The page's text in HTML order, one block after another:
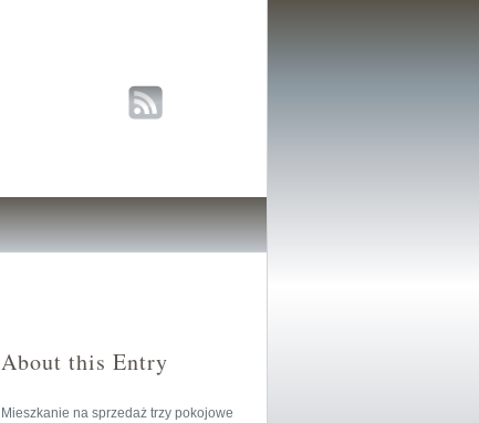
About this Entry
Mieszkanie na sprzedaż trzy pokojowe